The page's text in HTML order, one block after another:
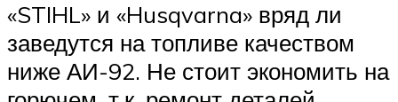
«STIHL» и «Husqvarna» вряд ли
заведутся на топливе качеством
ниже АИ-92. Не стоит экономить на